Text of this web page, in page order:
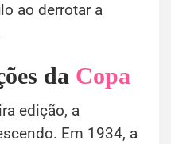
ao derrotar a
da Copa
edição, a
Em 1934, a